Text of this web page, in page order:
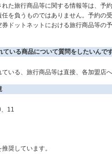
れた旅行商品等に関する情報等は、
を負うものではありません。予約
ドットネットにおける旅行商品等
ている商品について質問をしたいんで
いる、旅行商品等は直接、各加盟店
11
奨しています。